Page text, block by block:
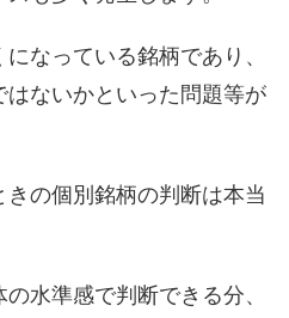
なっている銘柄であり、
ないかといった問題等が
の個別銘柄の判断は本当
水準感で判断できる分、